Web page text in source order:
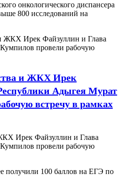
онкологического диспансера
800 исследований на
и ЖКХ Ирек
Адыгея Мурат
встречу в рамках
Ирек Файзуллин и Глава
провели рабочую